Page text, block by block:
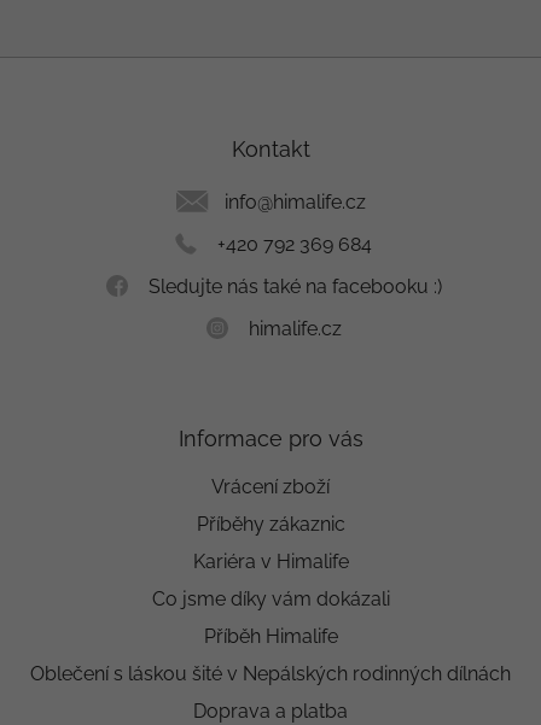
Kontakt
info@himalife.cz
+420 792 369 684
Sledujte nás také na facebooku :)
himalife.cz
Informace pro vás
Vrácení zboží
Příběhy zákaznic
Kariéra v Himalife
Co jsme díky vám dokázali
Příběh Himalife
Oblečení s láskou šité v Nepálských rodinných dílnách
Doprava a platba